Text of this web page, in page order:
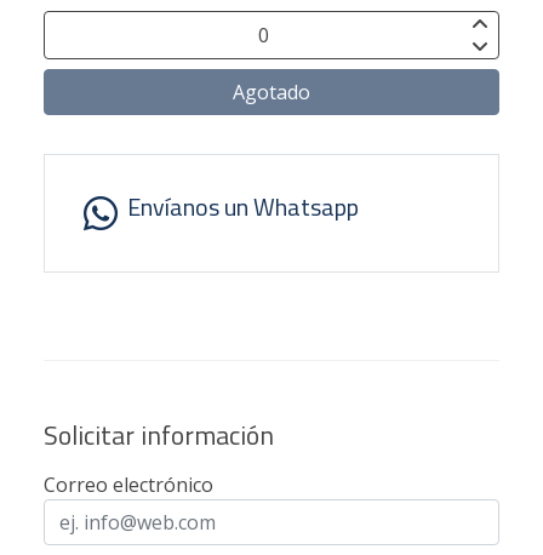
Agotado
Envíanos un Whatsapp
Solicitar información
Correo electrónico